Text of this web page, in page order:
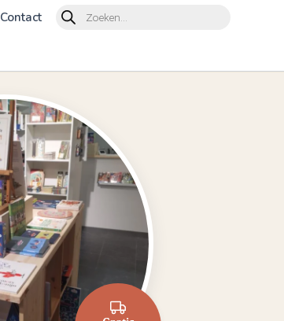
Contact
Products
search